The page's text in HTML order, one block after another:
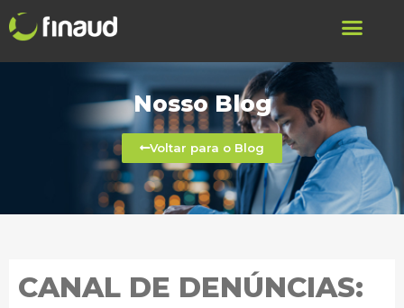
Nosso Blog
Voltar para o Blog
CANAL DE DENÚNCIAS: